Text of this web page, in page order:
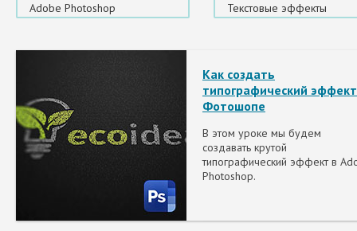
Adobe Photoshop Текстовые эффекты
Как создать
типографический
Фотошопе
В этом уроке мы будем
создавать крутой
типографический эффект в
Photoshop.